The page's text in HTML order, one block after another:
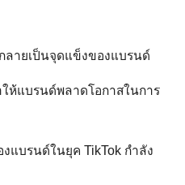
ลายเป็นจุดแข็งของแบรนด์
ห้แบรนด์พลาดโอกาสในการ
แบรนด์ในยุค TikTok กำลัง